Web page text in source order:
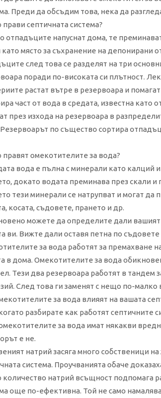
Преди да обсъдим това, нека да
прави септичната система?
отпадъците напуснат дома, те
като място за съхранение на депонирани
след това се разделят на три
поради по-високата си плътност.
растат вътре в резервоара и
част от вода в средата, известна
през изхода на резервоара в
по същество сортира
правят омекотителите за вода?
вода е пълна с минерали като калций
докато водата преминава през скали
тези минерали се натрупват и могат
косата, съдовете, прането и др.
можете да определите дали вашият
ви. Вижте дали оставя петна по
за вода работят за премахване
в дома. Омекотителите за вода
Тези два резервоара работят в тандем
След това ги заменят с нещо по-малко
за вода влияят на вашата
разбирате как работят септичните
за вода имат някакви
е не.
натрий засяга много собственици
система. Проучванията обаче
количество натрий всъщност подпомага
още по-ефективна. Той не само